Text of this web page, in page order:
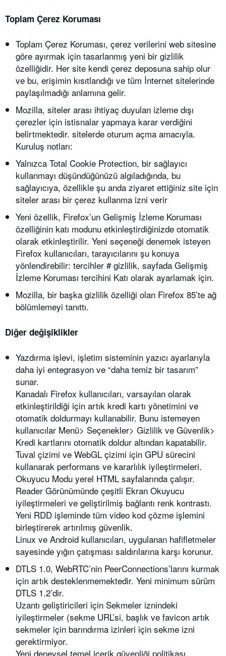
Toplam Çerez Koruması
Toplam Çerez Koruması, çerez verilerini web sitesine
göre ayırmak için tasarlanmış yeni bir gizlilik
özelliğidir. Her site kendi çerez deposuna sahip olur
ve bu, erişimin kısıtlandığı ve tüm İnternet sitelerinde
paylaşılmadığı anlamına gelir.
Mozilla, siteler arası ihtiyaç duyulan izleme dışı
çerezler için istisnalar yapmaya karar verdiğini
belirtmektedir. sitelerde oturum açma amacıyla.
Kuruluş notları:
Yalnızca Total Cookie Protection, bir sağlayıcı
kullanmayı düşündüğünüzü algıladığında, bu
sağlayıcıya, özellikle şu anda ziyaret ettiğiniz site için
siteler arası bir çerez kullanma izni verir
Yeni özellik, Firefox’un Gelişmiş İzleme Koruması
özelliğinin katı modunu etkinleştirdiğinizde otomatik
olarak etkinleştirilir. Yeni seçeneği denemek isteyen
Firefox kullanıcıları, tarayıcılarını şu konuya
yönlendirebilir: tercihler # gizlilik, sayfada Gelişmiş
İzleme Koruması tercihini Katı olarak ayarlamak için.
Mozilla, bir başka gizlilik özelliği olan Firefox 85’te ağ
bölümlemeyi tanıttı.
Diğer değişiklikler
Yazdırma işlevi, işletim sisteminin yazıcı ayarlarıyla
daha iyi entegrasyon ve “daha temiz bir tasarım”
sunar.
Kanadalı Firefox kullanıcıları, varsayılan olarak
etkinleştirildiği için artık kredi kartı yönetimini ve
otomatik doldurmayı kullanabilir. Bunu istemeyen
kullanıcılar Menü> Seçenekler> Gizlilik ve Güvenlik>
Kredi kartlarını otomatik doldur altından kapatabilir.
Tuval çizimi ve WebGL çizimi için GPU sürecini
kullanarak performans ve kararlılık iyileştirmeleri.
Okuyucu Modu yerel HTML sayfalarında çalışır.
Reader Görünümünde çeşitli Ekran Okuyucu
iyileştirmeleri ve geliştirilmiş bağlantı renk kontrastı.
Yeni RDD işleminde tüm video kod çözme işlemini
birleştirerek artırılmış güvenlik.
Linux ve Android kullanıcıları, uygulanan hafifletmeler
sayesinde yığın çatışması saldırılarına karşı korunur.
DTLS 1.0, WebRTC’nin PeerConnections’larını kurmak
için artık desteklenmemektedir. Yeni minimum sürüm
DTLS 1.2’dir.
Uzantı geliştiricileri için Sekmeler iznindeki
iyileştirmeler (sekme URL’si, başlık ve favicon artık
sekmeler için barındırma izinleri için sekme izni
gerektirmiyor.
Yeni deneysel temel içerik güvenliği politikası,